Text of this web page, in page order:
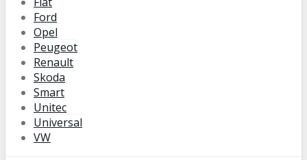
Ford
Opel
Peugeot
Renault
Skoda
Smart
Unitec
Universal
VW